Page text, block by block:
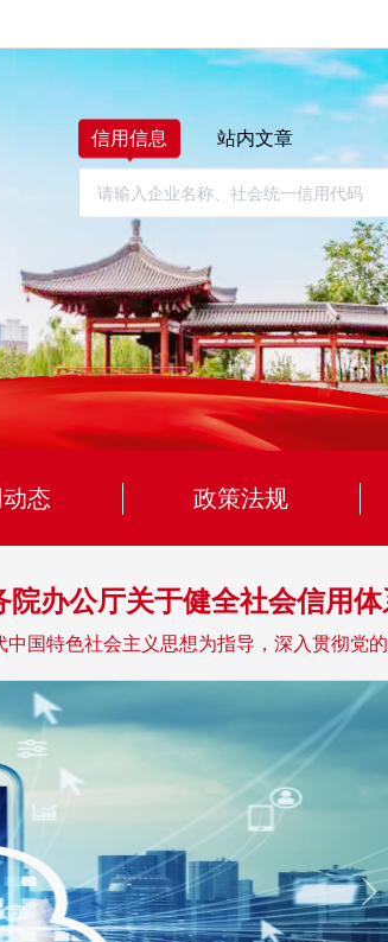
信用信息 站内文章
态 政策法规
院办公厅关于健全社会信用
国特色社会主义思想为指导，深入贯彻党